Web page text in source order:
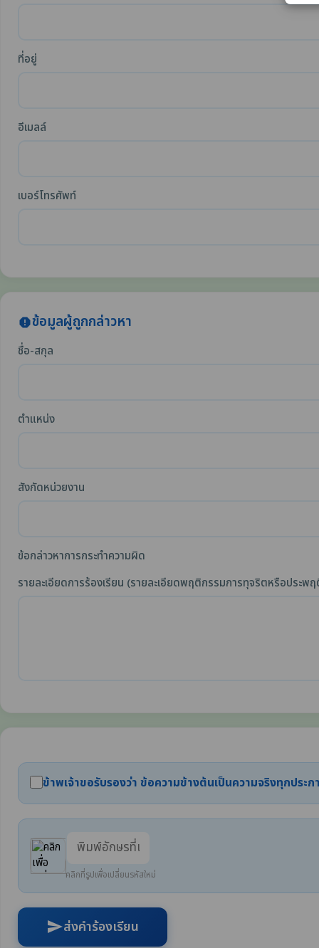
ที่อยู่
อีเมลล์
เบอร์โทรศัพท์
reportข้อมูลผู้ถูกกล่าวหา
ชื่อ-สกุล
ตำแหน่ง
สังกัดหน่วยงาน
ข้อกล่าวหาการกระทำความผิด
รายละเอียดการร้องเรียน (รายละเอียดพฤติกรรมการทุจริตหรือประพ
ข้าพเจ้าขอรับรองว่า ข้อความข้างต้นเป็นความจริงทุกปร
คลิกที่รูปเพื่อเปลี่ยนรหัสใหม่
sendส่งคำร้องเรียน